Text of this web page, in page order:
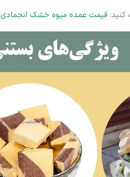
قیمت عمده میوه خشک انجمادی